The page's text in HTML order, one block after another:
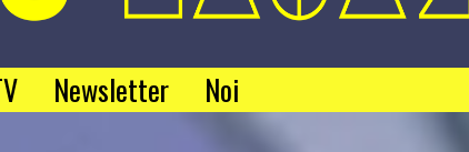
Newsletter Noi